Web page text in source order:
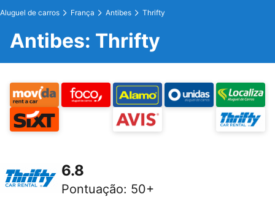
Aluguel de carros França Antibes Thrifty
Antibes: Thrifty
6.8
Pontuação: 50+